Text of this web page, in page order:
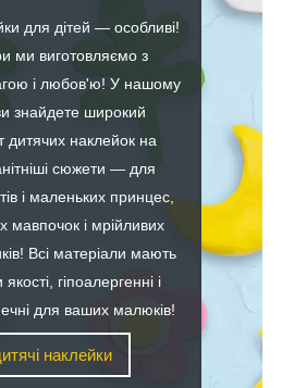
для дітей — особливі!
ми виготовляємо з
і любов'ю! У нашому
знайдете широкий
дитячих наклейок на
сюжети — для
і маленьких принцес,
мавпочок і мрійливих
Всі матеріали мають
гіпоалергенні і
для ваших малюків!
наклейки